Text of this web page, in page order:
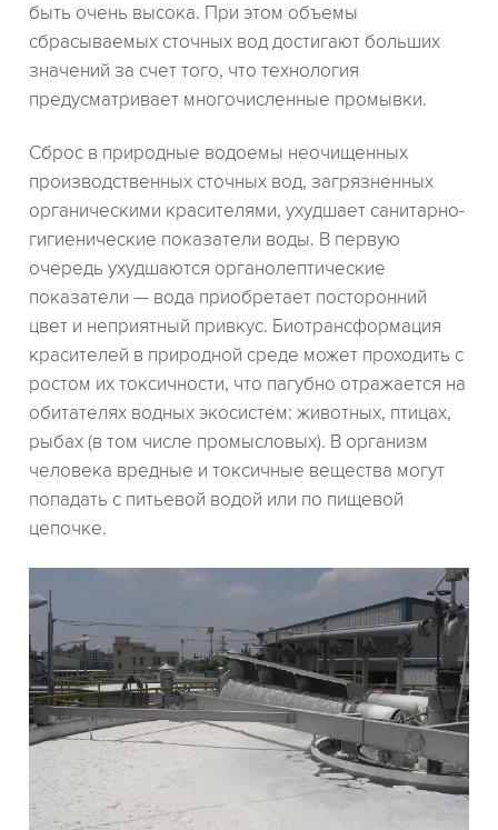
быть очень высока. При этом объемы
сбрасываемых сточных вод достигают больших
значений за счет того, что технология
предусматривает многочисленные промывки.
Сброс в природные водоемы неочищенных
производственных сточных вод, загрязненных
органическими красителями, ухудшает санитарно-
гигиенические показатели воды. В первую
очередь ухудшаются органолептические
показатели — вода приобретает посторонний
цвет и неприятный привкус. Биотрансформация
красителей в природной среде может проходить с
ростом их токсичности, что пагубно отражается на
обитателях водных экосистем: животных, птицах,
рыбах (в том числе промысловых). В организм
человека вредные и токсичные вещества могут
попадать с питьевой водой или по пищевой
цепочке.